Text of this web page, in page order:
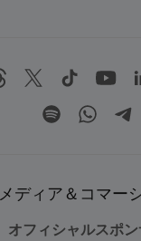
メディア＆コマー
オフィシャルスポン